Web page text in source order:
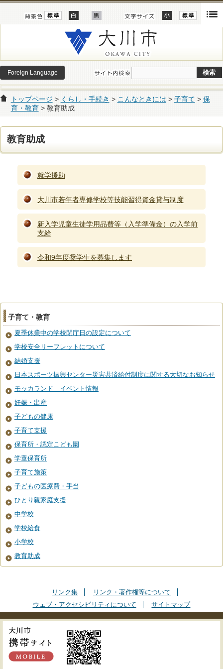
Foreign Language
トップページ > くらし・手続き > こんなときには > 子育て > 保
育・教育> 教育助成
教育助成
就学援助
大川市若年者専修学校等技能習得資金貸与制度
新入学児童生徒学用品費等（入学準備金）の入学前
支給
令和9年度奨学生を募集します
子育て・教育
夏季休業中の学校閉庁日の設定について
学校安全リーフレットについて
結婚支援
日本スポーツ振興センター災害共済給付制度に関する大切なお知らせ
モッカランド イベント情報
妊娠・出産
子どもの健康
子育て支援
保育所・認定こども園
学童保育所
子育て施策
子どもの医療費・手当
ひとり親家庭支援
中学校
学校給食
小学校
教育助成
リンク集
リンク・著作権等について
ウェブ・アクセシビリティについて
サイトマップ